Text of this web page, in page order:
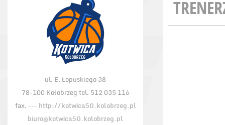
ul. E. Łopuskiego 38
78-100 Kołobrzeg tel. 512 035 116
fax. --- http://kotwica50.kolobrzeg.pl
biuro@kotwica50.kolobrzeg.pl